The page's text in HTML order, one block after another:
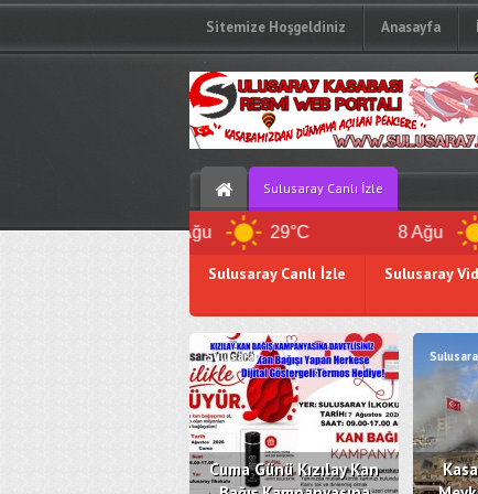
Sitemize Hoşgeldiniz Anasayfa
Sulusaray Canlı İzle
7 Ağu 29°C 31°C
Sulusaray Canlı İzle Sulusaray
Sulusaray Kan Bankası Z.Defteri
Sulusaray
Cuma Günü Kızılay Kan